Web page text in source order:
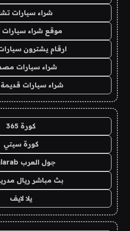
شراء سيارات
موقع شراء سيارات
ارقام يشترون
شراء سيارات
شراء سيارات
كورة 365
كورة سيتي
جول العرب goalarab
بث مباشر ريال
يلا لايف